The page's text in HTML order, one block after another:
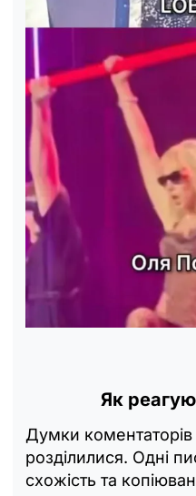
Як
Думки
розділилися. Одні
схожість та